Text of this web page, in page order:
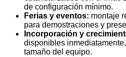
de configuración mínimo.
Ferias y eventos: montaje
para demostraciones y
Incorporación y
disponibles
tamaño del equipo.